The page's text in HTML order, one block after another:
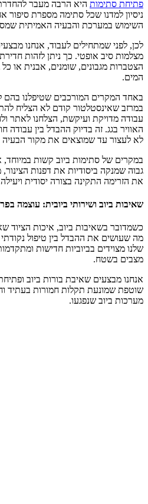
שכל סתימה מספרת סיפור אחר על
והבעיה האמיתית שמסתתרת
שמתחילים לעבוד, אנחנו מבצעים אבחון
אופטי. כך ניתן לזהות חדירת
מגבונים, שומנים, אבנית או כל גורם
המורכבים שטיפלנו בהם לאחרונה,
קודם לא הצליח להתמודד
ועיקשת, הצלחנו לאתר ולחלץ נעל
זה בדיוק ההבדל בין עבודה חובבנית
עד שמוצאים את מקור הבעיה ופותרים
סתימות ביוב קשות במיוחד, אנחנו
ביסודיות את דפנות הצינור, מסיר
התקינה בצורה יסודית ויעילה.
ושירותי ביובית: עוצמה בפריסה
בשאיבות ביוב, איכות הציוד שאיבה
את ההבדל בין טיפול נקודתי לבין
בביוביות חדישות ומתקדמות
שאיבת בורות ביוב ופתיחת
תקלות חמורות בעתיד וחוסכת
שנפגעו.